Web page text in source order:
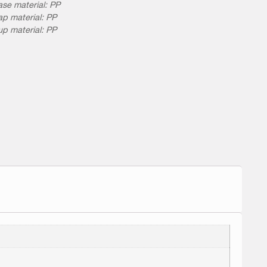
material: PP
material: PP
material: PP